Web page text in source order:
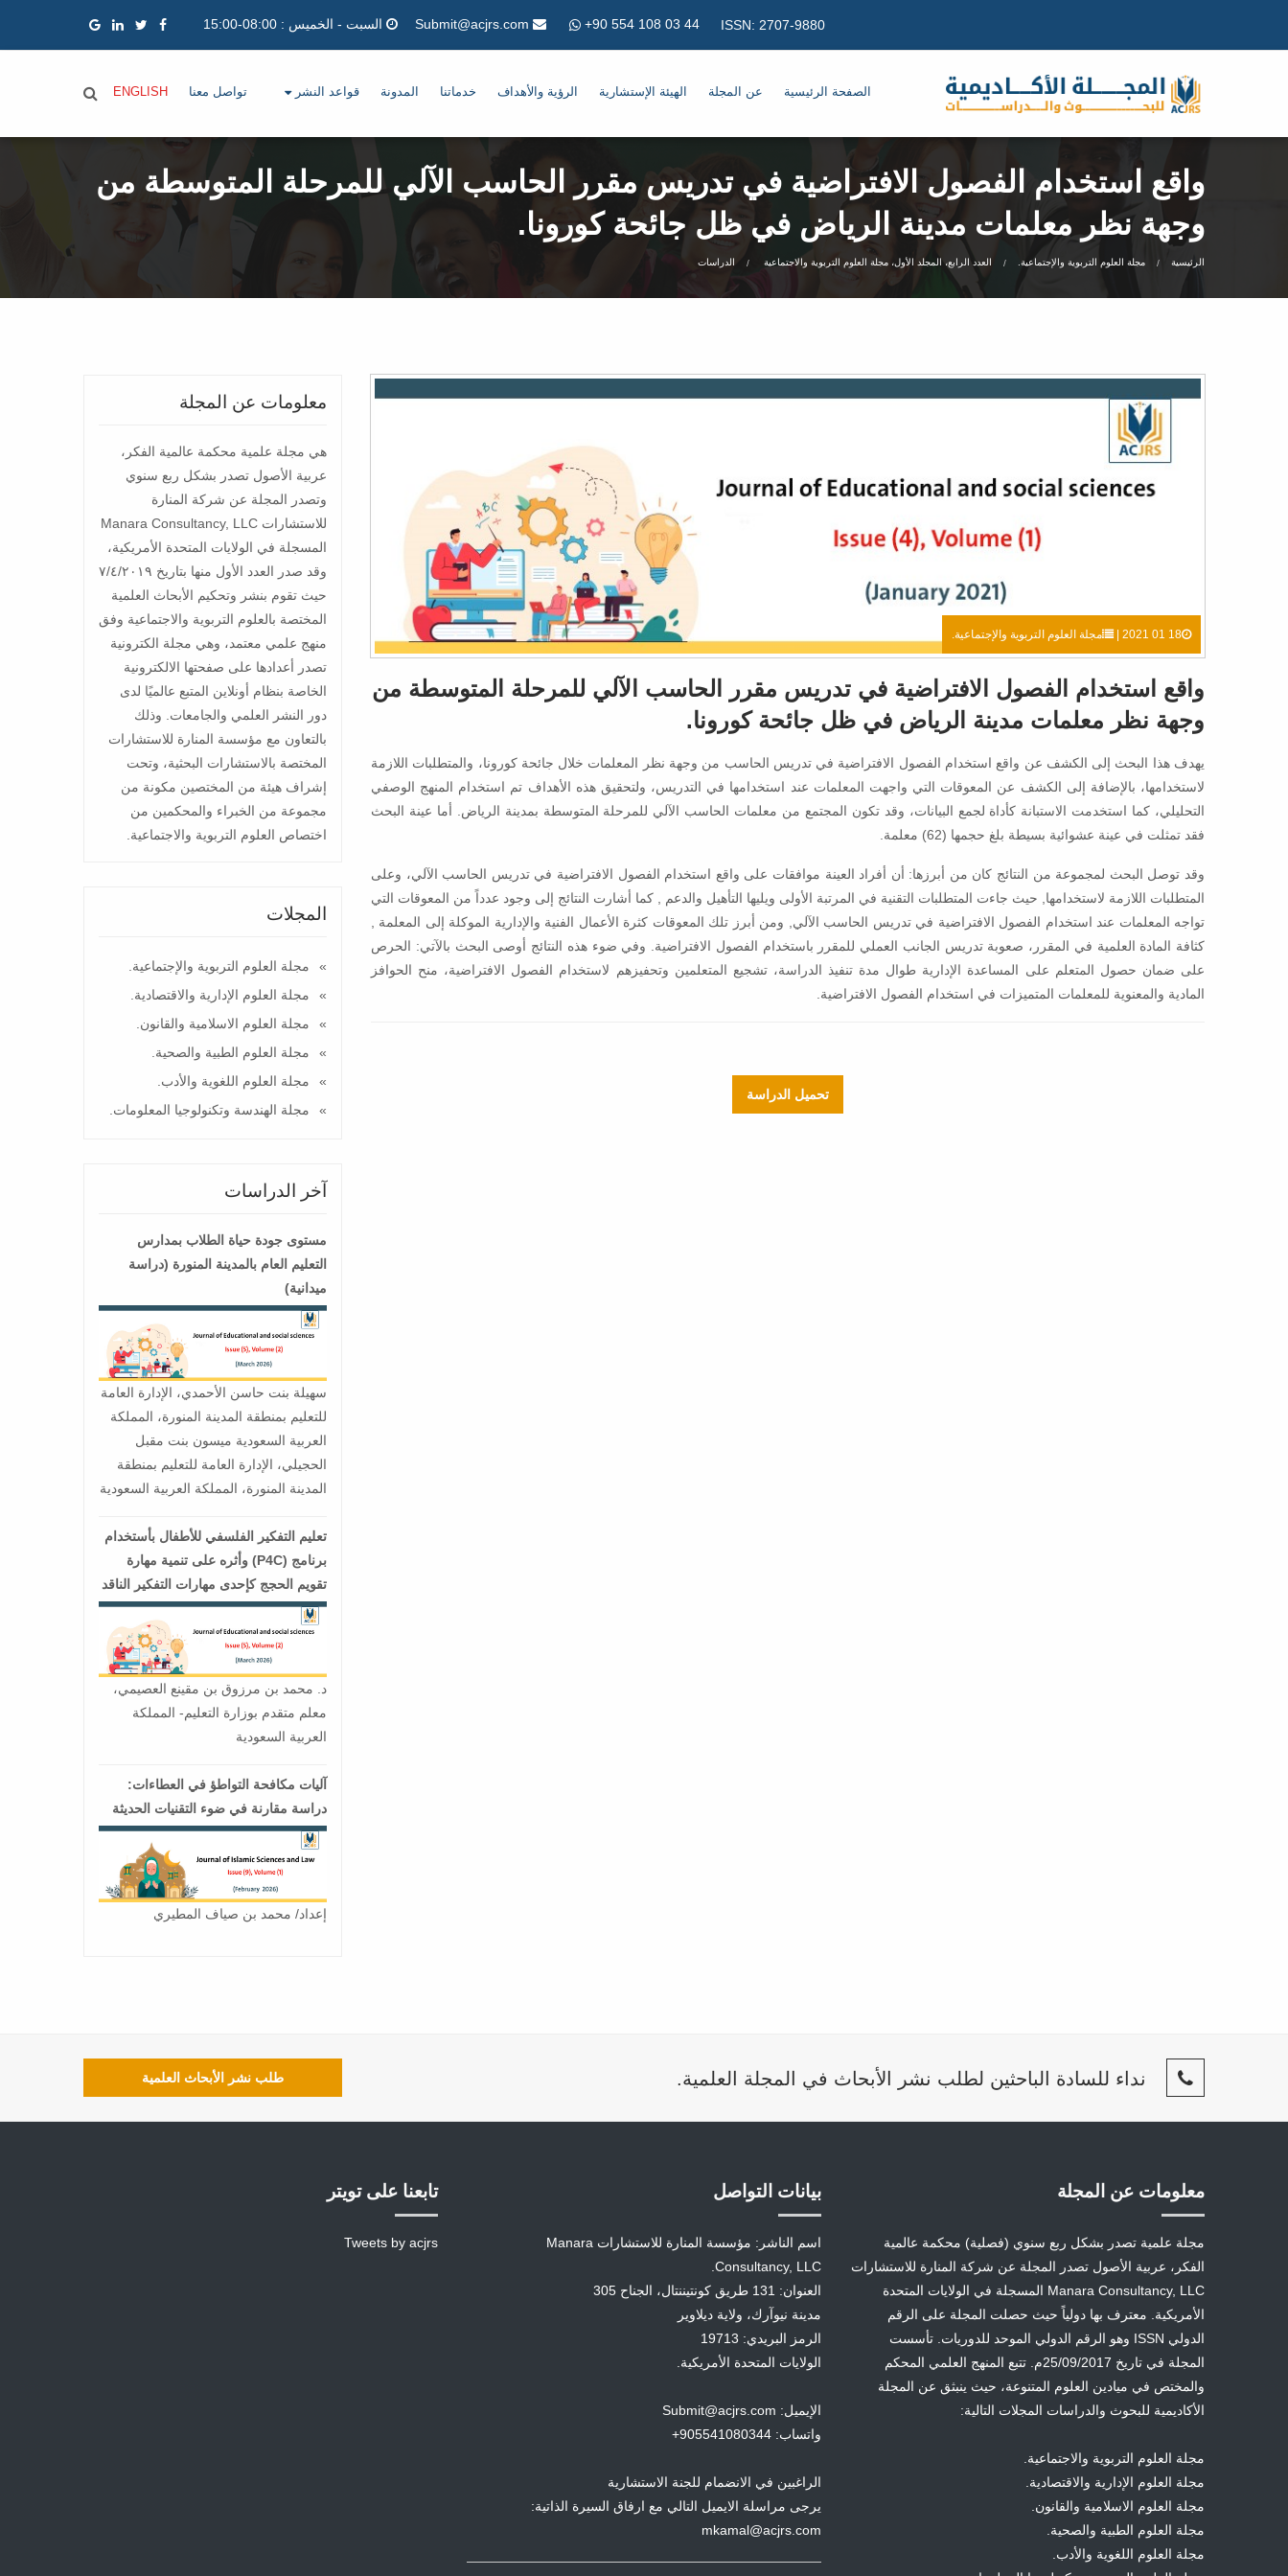
ISSN: 2707-9880
+90 554 108 03 44 السبت - الخميس : 08:00-15:00
الصفحة الرئيسية عن المجلة الهيئة الإستشارية الرؤية والأهداف خدماتنا المدونة قواعد النشر تواصل معنا ENGLISH
واقع استخدام الفصول الافتراضية في تدريس مقرر الحاسب الآلي للمرحلة المتوسطة من
وجهة نظر معلمات مدينة الرياض في ظل جائحة كورونا.
الرئيسية مجلة العلوم التربوية والإجتماعية. العدد الرابع، المجلد الأول، مجلة العلوم التربوية والاجتماعية الدراسات
18 01 2021 | مجلة العلوم التربوية والإجتماعية.
واقع استخدام الفصول الافتراضية في تدريس مقرر الحاسب الآلي للمرحلة المتوسطة من
وجهة نظر معلمات مدينة الرياض في ظل جائحة كورونا.
يهدف هذا البحث إلى الكشف عن واقع استخدام الفصول الافتراضية في تدريس الحاسب من وجهة نظر المعلمات خلال جائحة كورونا، والمتطلبات اللازمة
لاستخدامها، بالإضافة إلى الكشف عن المعوقات التي واجهت المعلمات عند استخدامها في التدريس، ولتحقيق هذه الأهداف تم استخدام المنهج الوصفي
التحليلي، كما استخدمت الاستبانة كأداة لجمع البيانات، وقد تكون المجتمع من معلمات الحاسب الآلي للمرحلة المتوسطة بمدينة الرياض. أما عينة البحث
فقد تمثلت في عينة عشوائية بسيطة بلغ حجمها (62) معلمة.
وقد توصل البحث لمجموعة من النتائج كان من أبرزها: أن أفراد العينة موافقات على واقع استخدام الفصول الافتراضية في تدريس الحاسب الآلي، وعلى
المتطلبات اللازمة لاستخدامها, حيث جاءت المتطلبات التقنية في المرتبة الأولى ويليها التأهيل والدعم , كما أشارت النتائج إلى وجود عدداً من المعوقات التي
تواجه المعلمات عند استخدام الفصول الافتراضية في تدريس الحاسب الآلي, ومن أبرز تلك المعوقات كثرة الأعمال الفنية والإدارية الموكلة إلى المعلمة ,
كثافة المادة العلمية في المقرر، صعوبة تدريس الجانب العملي للمقرر باستخدام الفصول الافتراضية. وفي ضوء هذه النتائج أوصى البحث بالآتي: الحرص
على ضمان حصول المتعلم على المساعدة الإدارية طوال مدة تنفيذ الدراسة، تشجيع المتعلمين وتحفيزهم لاستخدام الفصول الافتراضية، منح الحوافز
المادية والمعنوية للمعلمات المتميزات في استخدام الفصول الافتراضية.
تحميل الدراسة
معلومات عن المجلة
هي مجلة علمية محكمة عالمية الفكر،
عربية الأصول تصدر بشكل ربع سنوي
وتصدر المجلة عن شركة المنارة
للاستشارات Manara Consultancy, LLC
المسجلة في الولايات المتحدة الأمريكية،
وقد صدر العدد الأول منها بتاريخ ٧/٤/٢٠١٩
حيث تقوم بنشر وتحكيم الأبحاث العلمية
المختصة بالعلوم التربوية والاجتماعية وفق
منهج علمي معتمد، وهي مجلة الكترونية
تصدر أعدادها على صفحتها الالكترونية
الخاصة بنظام أونلاين المتبع عالميًا لدى
دور النشر العلمي والجامعات. وذلك
بالتعاون مع مؤسسة المنارة للاستشارات
المختصة بالاستشارات البحثية، وتحت
إشراف هيئة من المختصين مكونة من
مجموعة من الخبراء والمحكمين من
اختصاص العلوم التربوية والاجتماعية.
المجلات
مجلة العلوم التربوية والإجتماعية.
مجلة العلوم الإدارية والاقتصادية.
مجلة العلوم الاسلامية والقانون.
مجلة العلوم الطبية والصحية.
مجلة العلوم اللغوية والأدب.
مجلة الهندسة وتكنولوجيا المعلومات.
آخر الدراسات
مستوى جودة حياة الطلاب بمدارس
التعليم العام بالمدينة المنورة (دراسة
ميدانية)
سهيلة بنت حاسن الأحمدي، الإدارة العامة
للتعليم بمنطقة المدينة المنورة، المملكة
العربية السعودية ميسون بنت مقبل
الحجيلي، الإدارة العامة للتعليم بمنطقة
المدينة المنورة، المملكة العربية السعودية
تعليم التفكير الفلسفي للأطفال بأستخدام
برنامج (P4C) وأثره على تنمية مهارة
تقويم الحجج كإحدى مهارات التفكير الناقد
د. محمد بن مرزوق بن مقينع العصيمي،
معلم متقدم بوزارة التعليم- المملكة
العربية السعودية
آليات مكافحة التواطؤ في العطاءات:
دراسة مقارنة في ضوء التقنيات الحديثة
إعداد/ محمد بن صياف المطيري
نداء للسادة الباحثين لطلب نشر الأبحاث في المجلة العلمية. طلب نشر الأبحاث العلمية
معلومات عن المجلة
مجلة علمية تصدر بشكل ربع سنوي (فصلية) محكمة عالمية
الفكر، عربية الأصول تصدر المجلة عن شركة المنارة للاستشارات
Manara Consultancy, LLC المسجلة في الولايات المتحدة
الأمريكية. معترف بها دولياً حيث حصلت المجلة على الرقم
الدولي ISSN وهو الرقم الدولي الموحد للدوريات. تأسست
المجلة في تاريخ 25/09/2017م. تتبع المنهج العلمي المحكم
والمختص في ميادين العلوم المتنوعة، حيث ينبثق عن المجلة
الأكاديمية للبحوث والدراسات المجلات التالية:
مجلة العلوم التربوية والاجتماعية.
مجلة العلوم الإدارية والاقتصادية.
مجلة العلوم الاسلامية والقانون.
مجلة العلوم الطبية والصحية.
مجلة العلوم اللغوية والأدب.
بيانات التواصل
اسم الناشر: مؤسسة المنارة للاستشارات Manara
Consultancy, LLC.
العنوان: 131 طريق كونتيننتال، الجناح 305
مدينة نيوآرك، ولاية ديلاوير
الرمز البريدي: 19713
الولايات المتحدة الأمريكية.
الإيميل: Submit@acjrs.com
واتساب: 905541080344+
الراغبين في الانضمام للجنة الاستشارية
يرجى مراسلة الايميل التالي مع ارفاق السيرة الذاتية:
mkamal@acjrs.com
تابعنا على تويتر
Tweets by acjrs